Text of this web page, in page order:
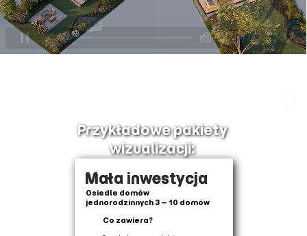
Osiedle domów
jednorodzinnych 3 – 10 domów
Co zawiera?
Mała inwestycja
Przykładowe pakiety
wizualizacji: